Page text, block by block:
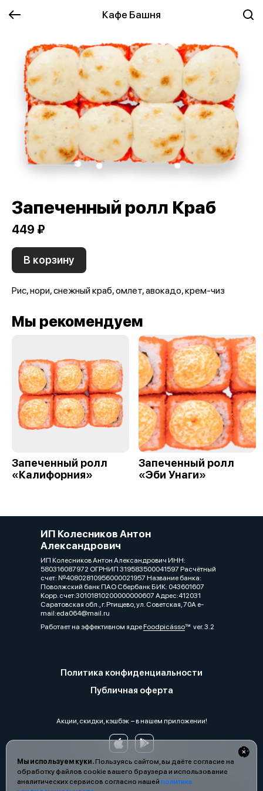
Кафе Башня
Мы используем куки.Пользуясь сайтом, вы даёте согласие на
обработку файлов cookie вашего браузера и использование
аналитических сервисов согласно нашей политике
Запеченный ролл Краб
449 ₽
В корзину
Рис, нори, снежный краб, омлет, авокадо, крем-чиз
Мы рекомендуем
Запеченный ролл
«Калифорния»
Запеченный ролл
«Эби Унаги»
ИП Колесников Антон
Александрович
ИП Колесников Антон Александрович ИНН:
580316087972 ОГРНИП 319583500041597 Расчётный
счет: №40802810956000021957 Название банка:
Поволжский банк ПАО Сбербанк БИК: 043601607
Корр. счет:30101810200000000607 Адрес:412031
Саратовская обл., г. Ртищево, ул. Советская, 70А e-
mail:eda064@mail.ru
Работает на эффективном ядреFoodpicássover. 3.2
Политика конфиденциальности
Публичная оферта
Акции, скидки, кэшбэк − в нашем приложении!